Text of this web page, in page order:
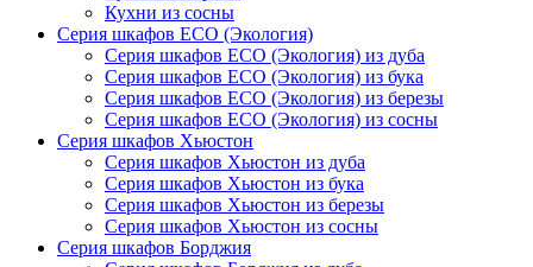
Кухни из сосны
Серия шкафов ECO (Экология)
Серия шкафов ECO (Экология) из дуба
Серия шкафов ECO (Экология) из бука
Серия шкафов ECO (Экология) из березы
Серия шкафов ECO (Экология) из сосны
Серия шкафов Хьюстон
Серия шкафов Хьюстон из дуба
Серия шкафов Хьюстон из бука
Серия шкафов Хьюстон из березы
Серия шкафов Хьюстон из сосны
Серия шкафов Борджия